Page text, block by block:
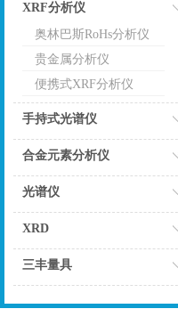
XRF分析仪
点击
奥林巴斯RoHs分析仪
贵金属分析仪
便携式XRF分析仪
手持式光谱仪
合金元素分析仪
光谱仪
XRD
三丰量具